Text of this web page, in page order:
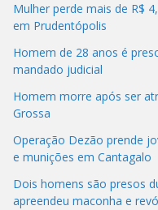
Mulher perde mais de R$
em Prudentópolis
Homem de 28 anos é
mandado judicial
Homem morre após ser
Grossa
Operação Dezão prende
e munições em Cantagalo
Dois homens são presos
apreendeu maconha e